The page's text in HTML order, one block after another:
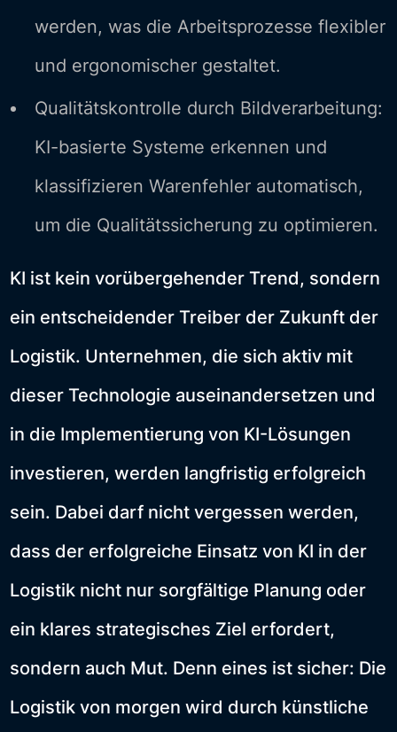
werden, was die Arbeitsprozesse flexibler
und ergonomischer gestaltet.
Qualitätskontrolle durch Bildverarbeitung:
KI-basierte Systeme erkennen und
klassifizieren Warenfehler automatisch,
um die Qualitätssicherung zu optimieren.
KI ist kein vorübergehender Trend, sondern
ein entscheidender Treiber der Zukunft der
Logistik. Unternehmen, die sich aktiv mit
dieser Technologie auseinandersetzen und
in die Implementierung von KI-Lösungen
investieren, werden langfristig erfolgreich
sein. Dabei darf nicht vergessen werden,
dass der erfolgreiche Einsatz von KI in der
Logistik nicht nur sorgfältige Planung oder
ein klares strategisches Ziel erfordert,
sondern auch Mut. Denn eines ist sicher: Die
Logistik von morgen wird durch künstliche